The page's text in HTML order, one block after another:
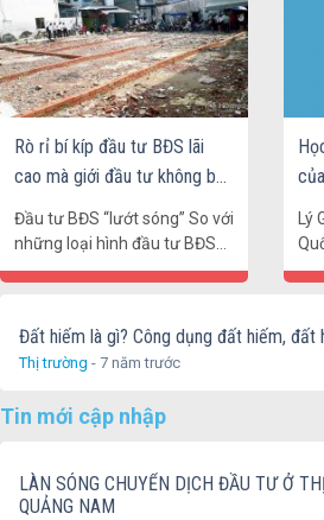
Rò rỉ bí kíp đầu tư BĐS lãi
cao mà giới đầu tư không bao
giờ tiết lộ!
Đầu tư BĐS “lướt sóng” So với
những loại hình đầu tư BĐS
trên thị trường hiện nay thì
nghiệp ưa chuộng hơn vì khả
năng cho lãi “khủng” trong
Tuy nhiên như bạn đã biết, lợi
Đất hiếm là gì? Công dụng đất hiếm,
Thị trường - 7 năm trước
Tin mới cập nhập
LÀN SÓNG CHUYỂN DỊCH ĐẦU TƯ Ở
QUẢNG NAM